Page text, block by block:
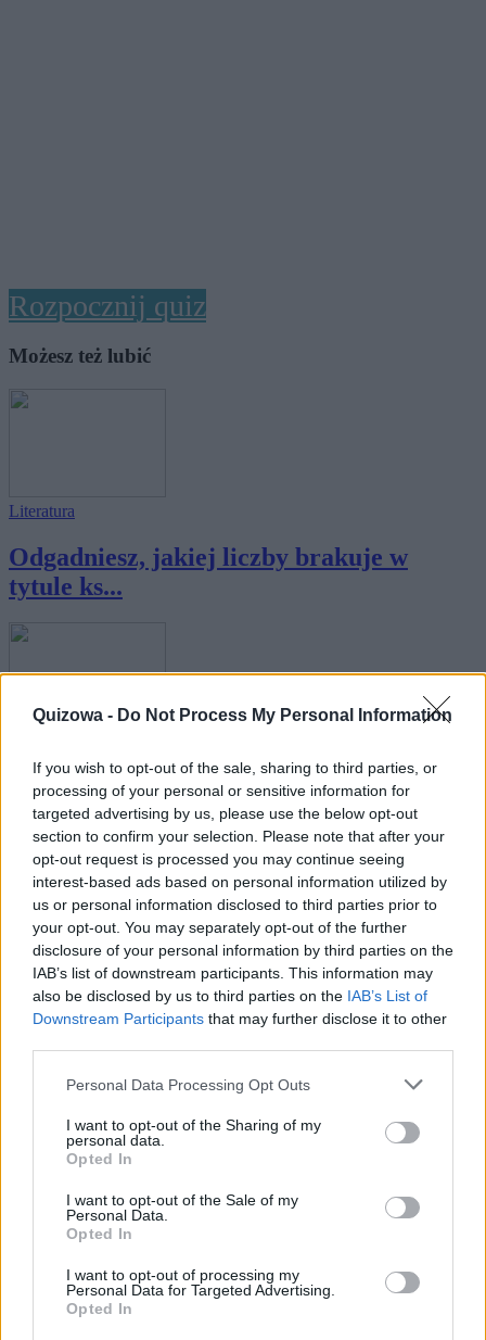
Quizowa - Do Not Process My Personal Information
If you wish to opt-out of the sale, sharing to third parties, or
processing of your personal or sensitive information for
targeted advertising by us, please use the below opt-out
section to confirm your selection. Please note that after your
opt-out request is processed you may continue seeing
interest-based ads based on personal information utilized by
us or personal information disclosed to third parties prior to
your opt-out. You may separately opt-out of the further
disclosure of your personal information by third parties on the
IAB’s list of downstream participants. This information may
also be disclosed by us to third parties on the IAB’s List of
Downstream Participants that may further disclose it to other
Personal Data Processing Opt Outs
I want to opt-out of the Sharing of my
personal data.
Opted In
I want to opt-out of the Sale of my
Personal Data.
Opted In
I want to opt-out of processing my
Personal Data for Targeted Advertising.
Opted In
Rozpocznij quiz
Możesz też lubić
Literatura
Odgadniesz, jakiej liczby brakuje w
tytule ks...
Literatura - odpowiedzi na te 12 pytań
powini...
Literatura
Literatura europejska - czy odpowiesz na
te 1...
Literatura
mają po...